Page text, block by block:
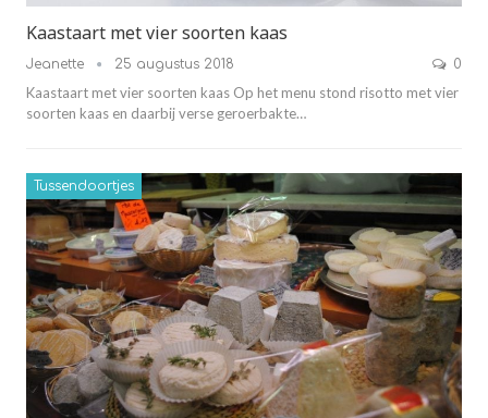
Kaastaart met vier soorten kaas
Jeanette 25 augustus 2018 0
Kaastaart met vier soorten kaas Op het menu stond risotto met vier
soorten kaas en daarbij verse geroerbakte…
Tussendoortjes